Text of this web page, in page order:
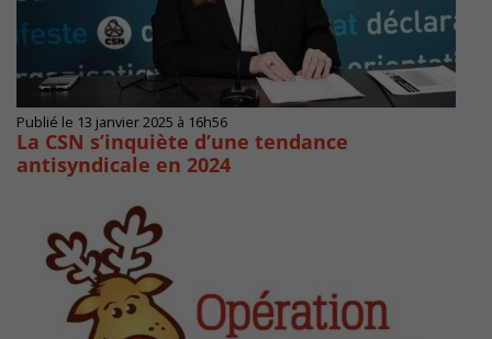
Publié le 13 janvier 2025 à 16h56
La CSN s’inquiète d’une tendance
antisyndicale en 2024